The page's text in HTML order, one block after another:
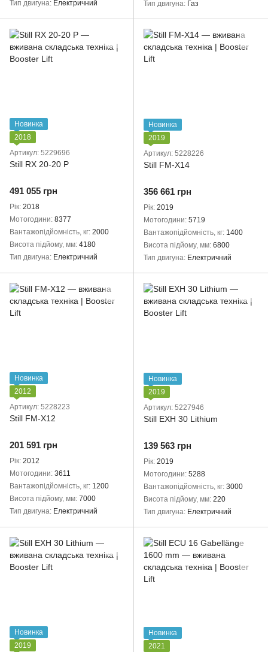
Тип двигуна Електричний Тип двигуна Газ
Новинка
2018
Артикул: 5229696
Still RX 20-20 P
491 055 грн
Рік 2018
Мотогодини 8377
Вантажопідйомність, кг 2000
Висота підйому, мм 4180
Тип двигуна Електричний
Новинка
2019
Артикул: 5228226
Still FM-X14
356 661 грн
Рік 2019
Мотогодини 5719
Вантажопідйомність, кг 1400
Висота підйому, мм 6800
Тип двигуна Електричний
Новинка
2012
Артикул: 5228223
Still FM-X12
201 591 грн
Рік 2012
Мотогодини 3611
Вантажопідйомність, кг 1200
Висота підйому, мм 7000
Тип двигуна Електричний
Новинка
2019
Артикул: 5227946
Still EXH 30 Lithium
139 563 грн
Рік 2019
Мотогодини 5288
Вантажопідйомність, кг 3000
Висота підйому, мм 220
Тип двигуна Електричний
Новинка
2019
Новинка
2021